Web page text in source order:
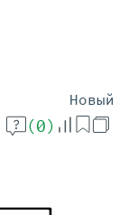
Новый
(0)